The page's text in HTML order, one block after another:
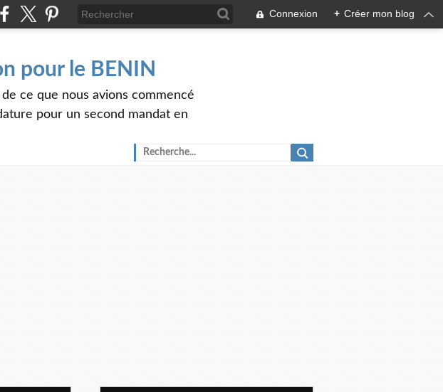
Connexion + Créer mon blog
pour le BENIN
ce que nous avions commencé
pour un second mandat en